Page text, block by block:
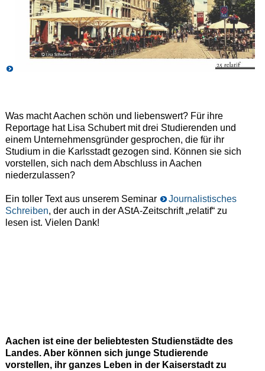
Was macht Aachen schön und liebenswert? Für ihre
Reportage hat Lisa Schubert mit drei Studierenden und
einem Unternehmensgründer gesprochen, die für ihr
Studium in die Karlsstadt gezogen sind. Können sie sich
vorstellen, sich nach dem Abschluss in Aachen
niederzulassen?
Ein toller Text aus unserem Seminar
Journalistisches
Schreiben, der auch in der AStA-Zeitschrift „relatif“ zu
lesen ist. Vielen Dank!
Aachen ist eine der beliebtesten Studienstädte des
Landes. Aber können sich junge Studierende
vorstellen, ihr ganzes Leben in der Kaiserstadt zu